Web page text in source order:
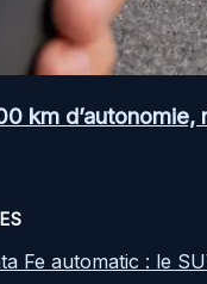
km
Fe automatic : le